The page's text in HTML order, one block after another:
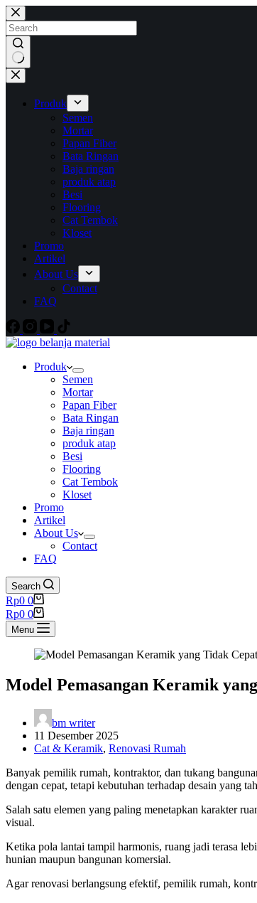
Skip
to
content
No
results
Produk
Semen
Mortar
Papan Fiber
Bata Ringan
Baja ringan
produk atap
Besi
Flooring
Cat Tembok
Kloset
Promo
Artikel
About Us
Contact
FAQ
Produk
Semen
Mortar
Papan Fiber
Bata Ringan
Baja ringan
produk atap
Besi
Flooring
Cat Tembok
Kloset
Promo
Artikel
About Us
Contact
FAQ
Search
Shopping
cart
Rp0 0
Shopping
cart
Rp0 0
Menu
Model Pemasangan Keramik
bm writer
11 Desember 2025
Cat & Keramik, Renovasi Rumah
Banyak pemilik rumah, kontraktor, dan tukang
dengan cepat, tetapi kebutuhan terhadap desain yang
Salah satu elemen yang paling menetapkan karakter
visual.
Ketika pola lantai tampil harmonis, ruang jadi terasa
hunian maupun bangunan komersial.
Agar renovasi berlangsung efektif, pemilik rumah,